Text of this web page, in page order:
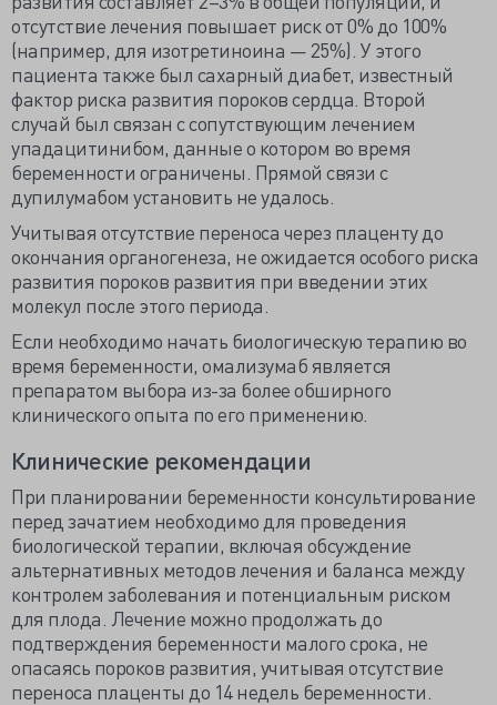
отсутствие лечения повышает риск от 0% до 100%
(например, для изотретиноина — 25%). У этого
пациента также был сахарный диабет, известный
фактор риска развития пороков сердца. Второй
случай был связан с сопутствующим лечением
упадацитинибом, данные о котором во время
беременности ограничены. Прямой связи с
дупилумабом установить не удалось.
Учитывая отсутствие переноса через плаценту до
окончания органогенеза, не ожидается особого риска
развития пороков развития при введении этих
молекул после этого периода.
Если необходимо начать биологическую терапию во
время беременности, омализумаб является
препаратом выбора из-за более обширного
клинического опыта по его применению.
Клинические рекомендации
При планировании беременности консультирование
перед зачатием необходимо для проведения
биологической терапии, включая обсуждение
альтернативных методов лечения и баланса между
контролем заболевания и потенциальным риском
для плода. Лечение можно продолжать до
подтверждения беременности малого срока, не
опасаясь пороков развития, учитывая отсутствие
переноса плаценты до 14 недель беременности.